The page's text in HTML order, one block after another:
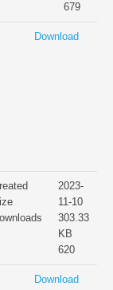
679
Download
2023-
11-10
303.33
KB
620
Download